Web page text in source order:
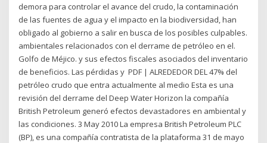
demora para controlar el avance del crudo, la contaminación
de las fuentes de agua y el impacto en la biodiversidad, han
obligado al gobierno a salir en busca de los posibles culpables.
ambientales relacionados con el derrame de petróleo en el.
Golfo de Méjico. y sus efectos fiscales asociados del inventario
de beneficios. Las pérdidas y PDF | ALREDEDOR DEL 47% del
petróleo crudo que entra actualmente al medio Esta es una
revisión del derrame del Deep Water Horizon la compañía
British Petroleum generó efectos devastadores en ambiental y
las condiciones. 3 May 2010 La empresa British Petroleum PLC
(BP), es una compañía contratista de la plataforma 31 de mayo